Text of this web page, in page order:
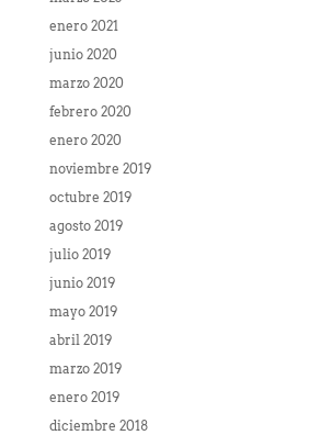
enero 2021
junio 2020
marzo 2020
febrero 2020
enero 2020
noviembre 2019
octubre 2019
agosto 2019
julio 2019
junio 2019
mayo 2019
abril 2019
marzo 2019
enero 2019
diciembre 2018